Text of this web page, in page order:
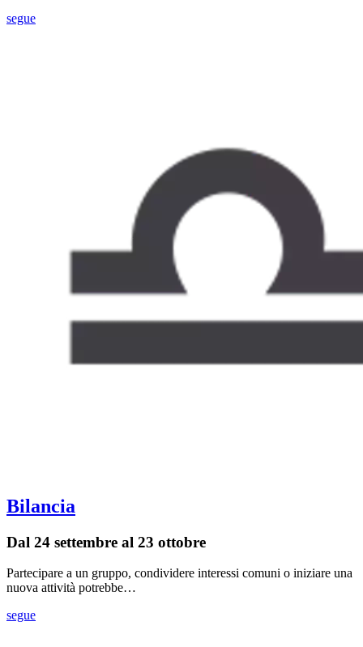
segue
Bilancia
Dal 24 settembre al 23 ottobre
Partecipare a un gruppo, condividere interessi comuni o iniziare una
nuova attività potrebbe…
segue